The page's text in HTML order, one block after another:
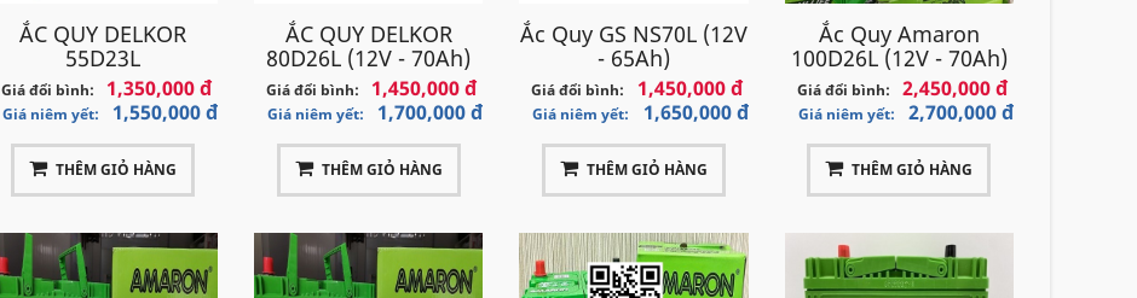
ẮC QUY DELKOR
55D23L
Giá đổi bình: 1,350,000 đ
Giá niêm yết: 1,550,000 đ
THÊM GIỎ HÀNG
ẮC QUY DELKOR
80D26L (12V - 70Ah)
Giá đổi bình: 1,450,000 đ
Giá niêm yết: 1,700,000 đ
THÊM GIỎ HÀNG
Ắc Quy GS NS70L (12V
- 65Ah)
Giá đổi bình: 1,450,000 đ
Giá niêm yết: 1,650,000 đ
THÊM GIỎ HÀNG
Ắc Quy Amaron
100D26L (12V - 70Ah)
Giá đổi bình: 2,450,000 đ
Giá niêm yết: 2,700,000 đ
THÊM GIỎ HÀNG